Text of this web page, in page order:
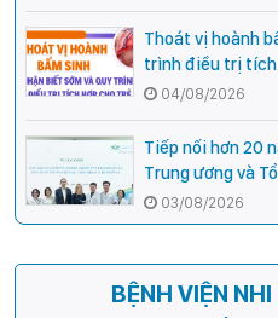
Thoát vị hoành
trình điều trị
chuyên gia hàng
ương
04/08/2026
Tiếp nối hơn 20
Trung ương và
cường hợp tác,
cho trẻ em Việt
03/08/2026
BỆNH VIỆN